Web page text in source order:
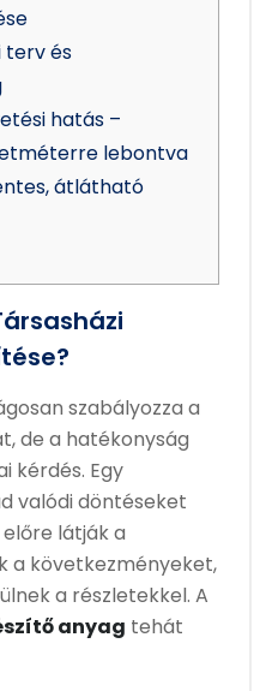
terv és
hatás –
lebontva
átlátható
szabályozza a
de a hatékonyság
kérdés. Egy
valódi döntéseket
látják a
a következményeket,
a részletekkel. A
anyag tehát